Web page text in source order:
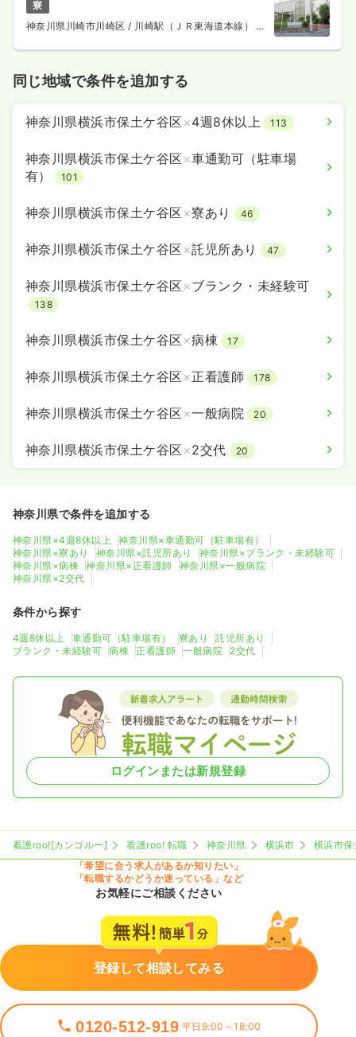
寮
神奈川県川崎市川崎区 / 川崎駅（ＪＲ東海道本線） バ
同じ地域で条件を追加する
神奈川県横浜市保土ケ谷区 ×4週8休以上 113
神奈川県横浜市保土ケ谷区 ×車通勤可（駐車場
有）
101
神奈川県横浜市保土ケ谷区 ×寮あり 46
神奈川県横浜市保土ケ谷区 ×託児所あり 47
神奈川県横浜市保土ケ谷区 ×ブランク・未経験可
138
神奈川県横浜市保土ケ谷区 ×病棟 17
神奈川県横浜市保土ケ谷区 ×正看護師 178
神奈川県横浜市保土ケ谷区 ×一般病院 20
神奈川県横浜市保土ケ谷区 ×2交代 20
神奈川県で条件を追加する
神奈川県×4週8休以上
神奈川県×車通勤可（駐車場有）
神奈川県×寮あり
神奈川県×託児所あり
神奈川県×ブランク・未経験可
神奈川県×病棟
神奈川県×正看護師
神奈川県×一般病院
神奈川県×2交代
条件から探す
4週8休以上 車通勤可（駐車場有） 寮あり
託児所あり
ブランク・未経験可
病棟 正看護師 一般病院 2交代
ログインまたは新規登録
看護roo![カンゴルー] 看護roo! 転職 神奈川県 横浜市
横浜市
「希望に合う求人があるか知りたい」
「転職するかどうか迷っている」など
お気軽にご相談ください
登録して相談してみる
0120-512-919 平日9:00～18:00